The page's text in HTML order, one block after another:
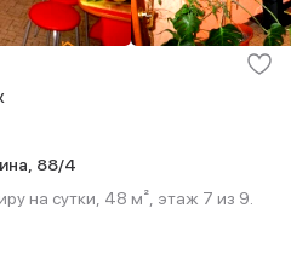
88/4
на сутки, 48 м², этаж 7 из 9.